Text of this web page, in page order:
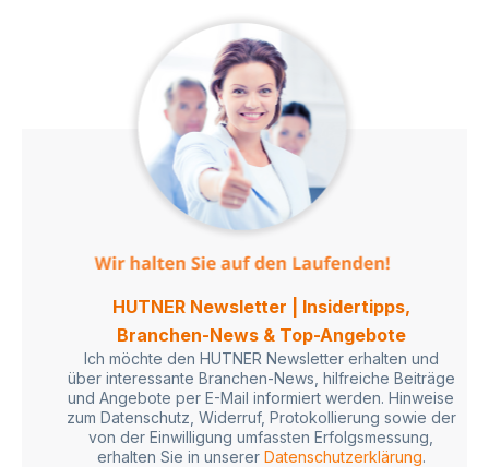
HUTNER Newsletter | Insidertipps,
Branchen-News & Top-Angebote
Ich möchte den HUTNER Newsletter erhalten und
über interessante Branchen-News, hilfreiche Beiträge
und Angebote per E-Mail informiert werden. Hinweise
zum Datenschutz, Widerruf, Protokollierung sowie der
von der Einwilligung umfassten Erfolgsmessung,
erhalten Sie in unserer Datenschutzerklärung.